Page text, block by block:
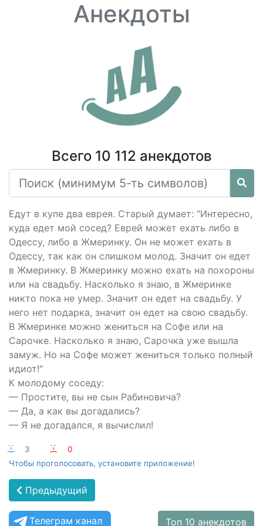
Анекдоты
Всего 10 112 анекдотов
Едут в купе два еврея. Старый думает: "Интересно,
куда едет мой сосед? Еврей может ехать либо в
Одессу, либо в Жмеринку. Он не может ехать в
Одессу, так как он слишком молод. Значит он едет
в Жмеринку. В Жмеринку можно ехать на похороны
или на свадьбу. Насколько я знаю, в Жмеринке
никто пока не умер. Значит он едет на свадьбу. У
него нет подарка, значит он едет на свою свадьбу.
В Жмеринке можно жениться на Софе или на
Сарочке. Насколько я знаю, Сарочка уже вышла
замуж. Но на Софе может жениться только полный
идиот!"
К молодому соседу:
— Простите, вы не сын Рабиновича?
— Да, а как вы догадались?
— Я не догадался, я вычислил!
:-) 3 :-(
0
Чтобы проголосовать, установите приложение!
Предыдущий
Телеграм канал Топ 10 анекдотов